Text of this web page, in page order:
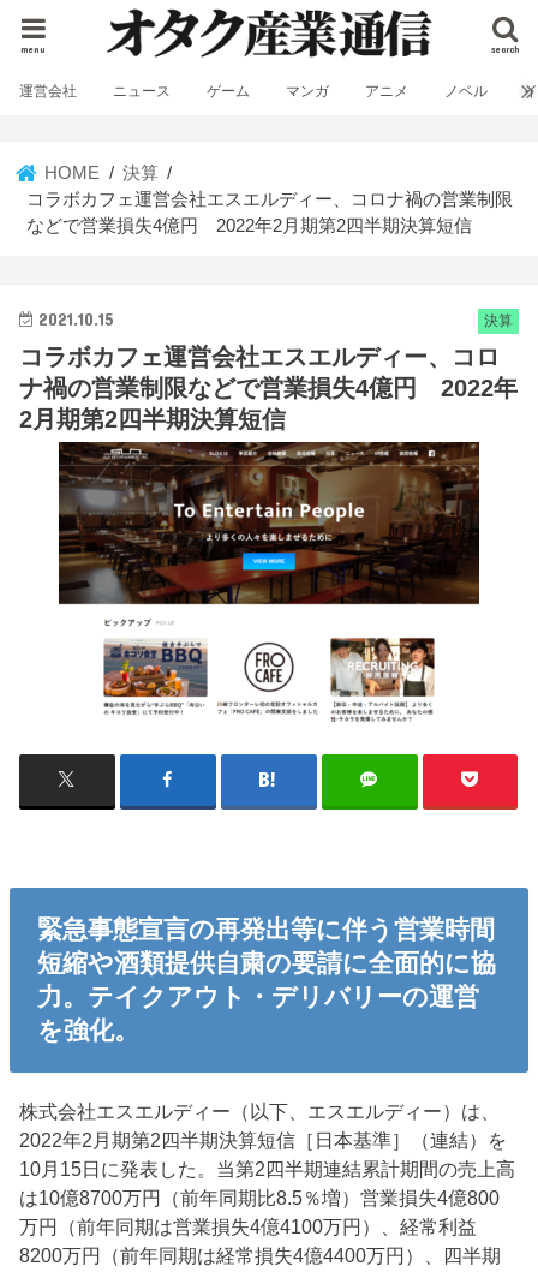
search
menu
運営会社 ニュース ゲーム マンガ アニメ ノベル
HOME
決算
コラボカフェ運営会社エスエルディー、コロナ禍の営業制限
などで営業損失4億円 2022年2月期第2四半期決算短信
決算
2021.10.15
コラボカフェ運営会社エスエルディー、コロ
ナ禍の営業制限などで営業損失4億円 2022年
2月期第2四半期決算短信
緊急事態宣言の再発出等に伴う営業時間
短縮や酒類提供自粛の要請に全面的に協
力。テイクアウト・デリバリーの運営
を強化。
株式会社エスエルディー（以下、エスエルディー）は、
2022年2月期第2四半期決算短信［日本基準］（連結）を
10月15日に発表した。当第2四半期連結累計期間の売上高
は10億8700万円（前年同期比8.5％増）営業損失4億800
万円（前年同期は営業損失4億4100万円）、経常利益
8200万円（前年同期は経常損失4億4400万円）、四半期